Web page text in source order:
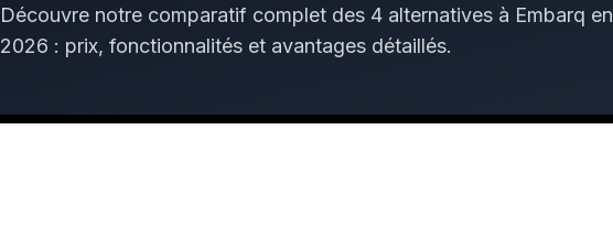
Découvre notre comparatif complet des 4 alternatives à Embarq en
2026 : prix, fonctionnalités et avantages détaillés.